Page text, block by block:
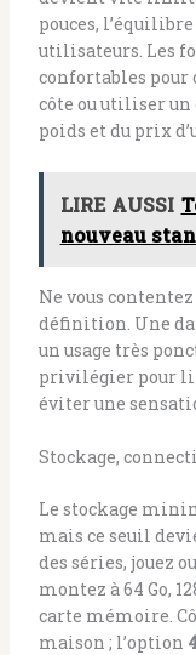
pouces,
utilisateurs. Les
confortables pour
côte ou utiliser
poids et du prix
LIRE AUSSI
nouveau
Ne vous
définition. Une
un usage très
privilégier pour
éviter une
Stockage,
Le stockage
mais ce seuil
des séries, jouez
montez à 64 Go,
carte mémoire.
maison ; l’option